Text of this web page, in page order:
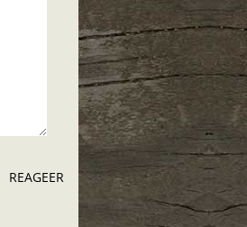
REAGEER